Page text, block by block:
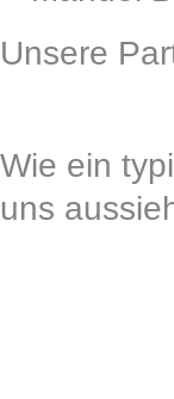
Unsere
Wie ein
uns